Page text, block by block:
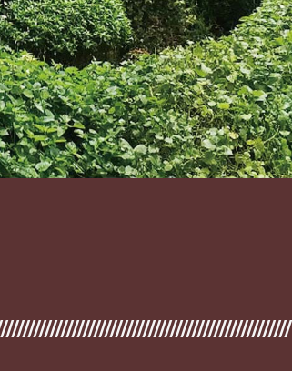
Next